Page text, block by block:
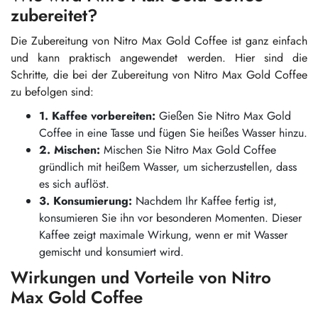
zubereitet?
Die Zubereitung von Nitro Max Gold Coffee ist ganz einfach
und kann praktisch angewendet werden. Hier sind die
Schritte, die bei der Zubereitung von Nitro Max Gold Coffee
zu befolgen sind:
1. Kaffee vorbereiten: Gießen Sie Nitro Max Gold
Coffee in eine Tasse und fügen Sie heißes Wasser hinzu.
2. Mischen: Mischen Sie Nitro Max Gold Coffee
gründlich mit heißem Wasser, um sicherzustellen, dass
es sich auflöst.
3. Konsumierung: Nachdem Ihr Kaffee fertig ist,
konsumieren Sie ihn vor besonderen Momenten. Dieser
Kaffee zeigt maximale Wirkung, wenn er mit Wasser
gemischt und konsumiert wird.
Wirkungen und Vorteile von Nitro
Max Gold Coffee